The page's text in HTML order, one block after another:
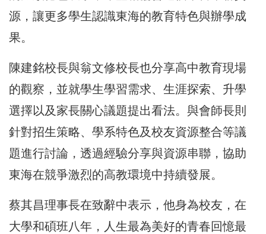
源，讓更多學生認識東海的教育特色與辦學成
果。
陳建銘校長與翁文修校長也分享高中教育現場
的觀察，並就學生學習需求、生涯探索、升學
選擇以及家長關心議題提出看法。與會師長則
針對招生策略、學系特色及校友資源整合等議
題進行討論，透過經驗分享與資源串聯，協助
東海在競爭激烈的高教環境中持續發展。
蔡其昌理事長在致辭中表示，他身為校友，在
大學和碩班八年，人生最為美好的青春回憶最